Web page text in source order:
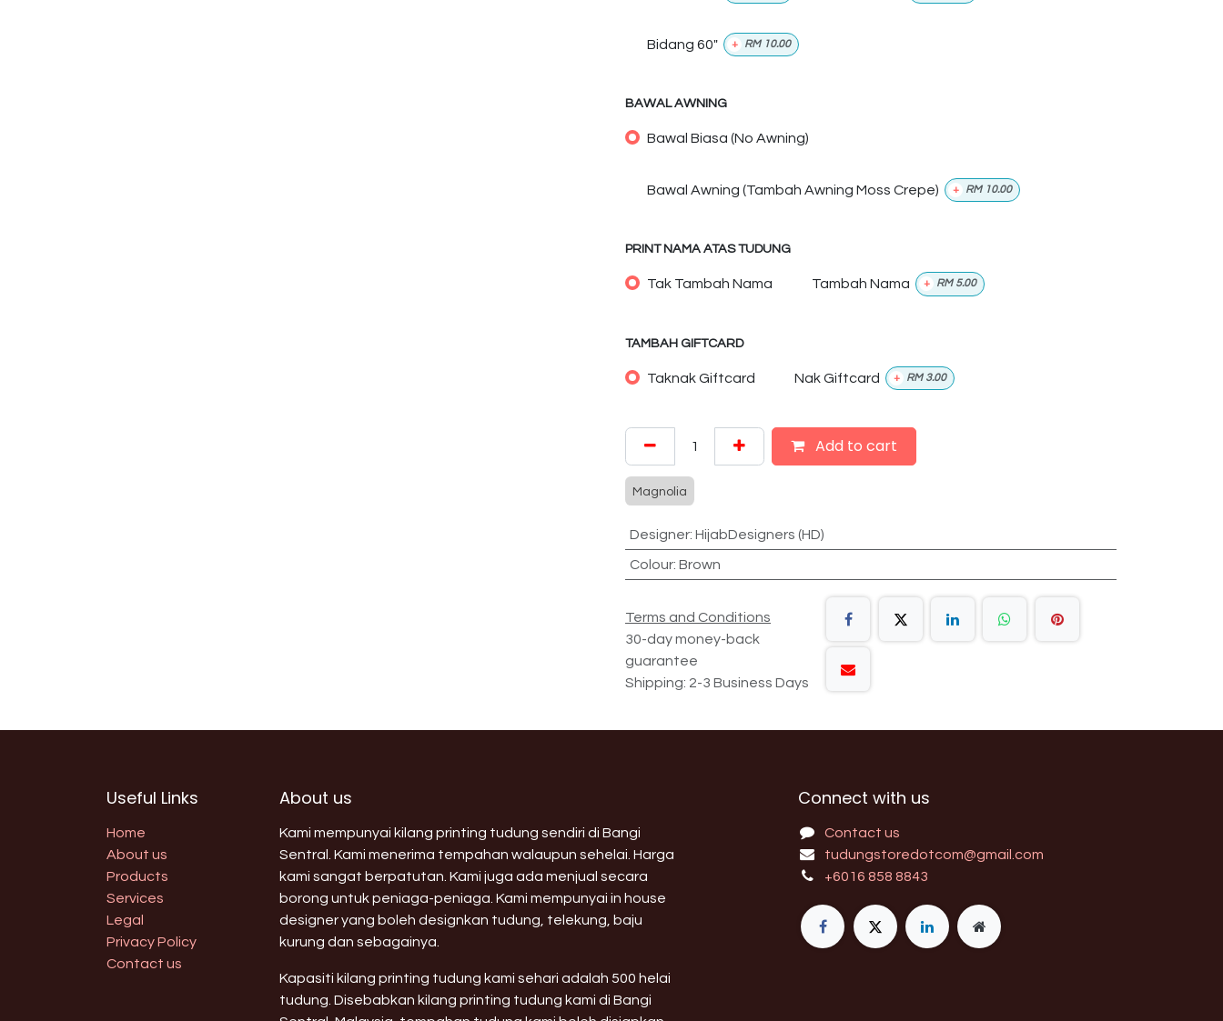
Bidang 60" + RM 10.00
BAWAL AWNING
Bawal Biasa (No Awning)
Bawal Awning (Tambah Awning Moss Crepe) + RM 10.00
PRINT NAMA ATAS TUDUNG
Tak Tambah Nama Tambah Nama + RM 5.00
TAMBAH GIFTCARD
Taknak Giftcard Nak Giftcard + RM 3.00
Add to cart
Magnolia
Designer: HijabDesigners (HD)
Colour: Brown
Terms and Conditions
30-day money-back
guarantee
Shipping: 2-3 Business Days
Useful Links
Home
About us
Products
Services
Legal
Privacy Policy
Contact us
About us
Kami mempunyai kilang printing tudung sendiri di Bangi
Sentral. Kami menerima tempahan walaupun sehelai. Harga
kami sangat berpatutan. Kami juga ada menjual secara
borong untuk peniaga-peniaga. Kami mempunyai in house
designer yang boleh designkan tudung, telekung, baju
kurung dan sebagainya.
Kapasiti kilang printing tudung kami sehari adalah 500 helai
tudung. Disebabkan kilang printing tudung kami di Bangi
Connect with us
Contact us
tudungstoredotcom@gmail.com
+6016 858 8843